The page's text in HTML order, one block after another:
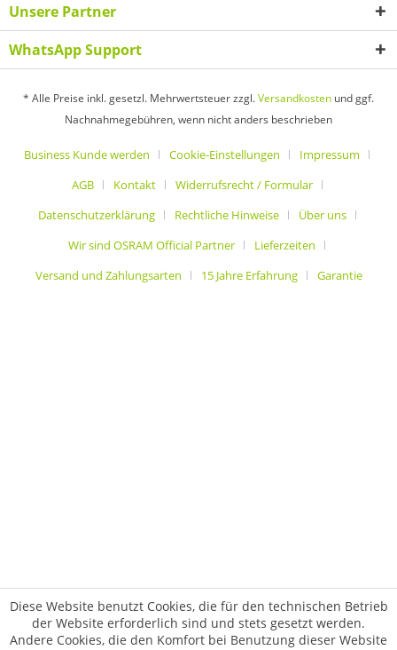
Unsere Partner
WhatsApp Support
* Alle Preise inkl. gesetzl. Mehrwertsteuer zzgl.Versandkosten und ggf.
Nachnahmegebühren, wenn nicht anders beschrieben
Business Kunde werden Cookie-Einstellungen
Impressum
AGB
Kontakt
Widerrufsrecht / Formular
Datenschutzerklärung
Rechtliche Hinweise
Über uns
Wir sind OSRAM Official Partner
Lieferzeiten
Versand und Zahlungsarten
15 Jahre Erfahrung Garantie
Diese Website benutzt Cookies, die für den technischen Betrieb
der Website erforderlich sind und stets gesetzt werden.
Andere Cookies, die den Komfort bei Benutzung dieser Website